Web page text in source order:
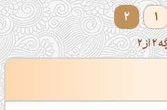
1
2
از 2